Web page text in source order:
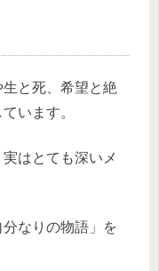
生と死、希望と絶
います。
はとても深いメ
なりの物語」を